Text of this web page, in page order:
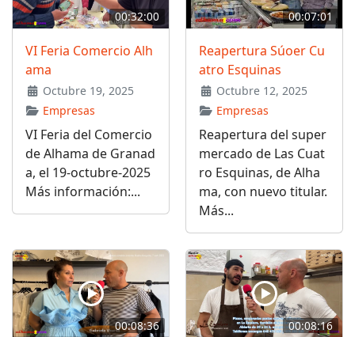
00:32:00
VI Feria Comercio Alh
ama
Octubre 19, 2025
Empresas
VI Feria del Comercio
de Alhama de Granad
a, el 19-octubre-2025
Más información:...
00:07:01
Reapertura Súoer Cu
atro Esquinas
Octubre 12, 2025
Empresas
Reapertura del super
mercado de Las Cuat
ro Esquinas, de Alha
ma, con nuevo titular.
Más...
00:08:36 00:08:16